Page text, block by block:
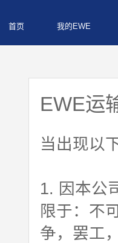
首页 我的EWE
EWE运
当出现以
1. 因本公
限于：不
争，罢工